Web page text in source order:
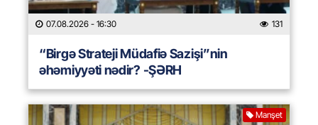
07.08.2026 - 16:30 131
“Birgə Strateji Müdafiə Sazişi”nin
əhəmiyyəti nədir? -ŞƏRH
Manşet